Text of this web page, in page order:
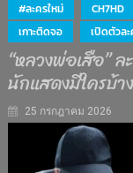
#ละครใหม่ CH7HD
เกาะติดจอ
เปิดตัวล
“หลวงพ่อเสือ”
นักแสดงมีใครบ้าง
25 กรกฎาคม 2026